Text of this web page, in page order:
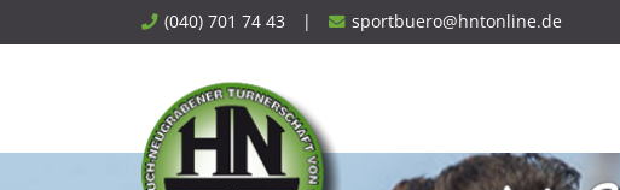
to
(040) 701 74 43 | sportbuero@hntonline.de